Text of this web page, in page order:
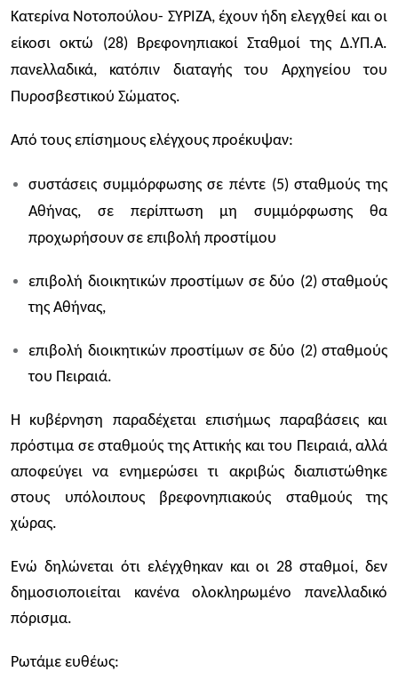
Κατερίνα Νοτοπούλου- ΣΥΡΙΖΑ, έχουν ήδη ελεγχθεί και οι
είκοσι οκτώ (28) Βρεφονηπιακοί Σταθμοί της Δ.ΥΠ.Α.
πανελλαδικά, κατόπιν διαταγής του Αρχηγείου του
Πυροσβεστικού Σώματος.
Από τους επίσημους ελέγχους προέκυψαν:
συστάσεις συμμόρφωσης σε πέντε (5) σταθμούς της
Αθήνας, σε περίπτωση μη συμμόρφωσης θα
προχωρήσουν σε επιβολή προστίμου
επιβολή διοικητικών προστίμων σε δύο (2) σταθμούς
της Αθήνας,
επιβολή διοικητικών προστίμων σε δύο (2) σταθμούς
του Πειραιά.
Η κυβέρνηση παραδέχεται επισήμως παραβάσεις και
πρόστιμα σε σταθμούς της Αττικής και του Πειραιά, αλλά
αποφεύγει να ενημερώσει τι ακριβώς διαπιστώθηκε
στους υπόλοιπους βρεφονηπιακούς σταθμούς της
χώρας.
Ενώ δηλώνεται ότι ελέγχθηκαν και οι 28 σταθμοί, δεν
δημοσιοποιείται κανένα ολοκληρωμένο πανελλαδικό
πόρισμα.
Ρωτάμε ευθέως: